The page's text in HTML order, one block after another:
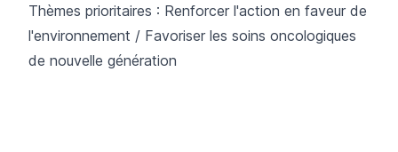
Thèmes prioritaires : Renforcer l'action en faveur de
l'environnement / Favoriser les soins oncologiques
de nouvelle génération